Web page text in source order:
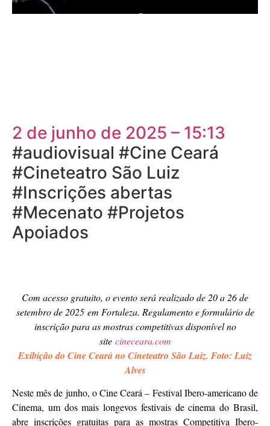
2 de junho de 2025 – 15:13
#audiovisual #Cine Ceará
#Cineteatro São Luiz
#Inscrições abertas
#Mecenato #Projetos
Apoiados
Com acesso gratuito, o evento será realizado de 20 a 26 de
setembro de 2025 em Fortaleza. Regulamento e formulário de
inscrição para as mostras competitivas disponível no
site cineceara.com
Exibição do Cine Ceará no Cineteatro São Luiz. Foto: Luiz
Alves
Neste mês de junho, o Cine Ceará – Festival Ibero-americano de
Cinema, um dos mais longevos festivais de cinema do Brasil,
abre inscrições gratuitas para as mostras Competitiva Ibero-